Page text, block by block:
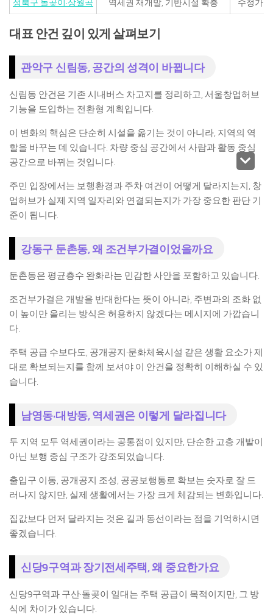
성북구 돌곶이·상월곡 역세권 재개발, 기반시설 확충 수정가결
대표 안건 깊이 있게 살펴보기
관악구 신림동, 공간의 성격이 바뀝니다
신림동 안건은 기존 시내버스 차고지를 정리하고, 서울창업허브
기능을 도입하는 전환형 계획입니다.
이 변화의 핵심은 단순히 시설을 옮기는 것이 아니라, 지역의 역
할을 바꾸는 데 있습니다. 차량 중심 공간에서 사람과 활동 중심
공간으로 바뀌는 것입니다.
주민 입장에서는 보행환경과 주차 여건이 어떻게 달라지는지, 창
업허브가 실제 지역 일자리와 연결되는지가 가장 중요한 판단 기
준이 됩니다.
강동구 둔촌동, 왜 조건부가결이었을까요
둔촌동은 평균층수 완화라는 민감한 사안을 포함하고 있습니다.
조건부가결은 개발을 반대한다는 뜻이 아니라, 주변과의 조화 없
이 높이만 올리는 방식은 허용하지 않겠다는 메시지에 가깝습니
다.
주택 공급 수보다도, 공개공지·문화체육시설 같은 생활 요소가 제
대로 확보되는지를 함께 보셔야 이 안건을 정확히 이해하실 수 있
습니다.
남영동·대방동, 역세권은 이렇게 달라집니다
두 지역 모두 역세권이라는 공통점이 있지만, 단순한 고층 개발이
아닌 보행 중심 구조가 강조되었습니다.
출입구 이동, 공개공지 조성, 공공보행통로 확보는 숫자로 잘 드
러나지 않지만, 실제 생활에서는 가장 크게 체감되는 변화입니다.
집값보다 먼저 달라지는 것은 길과 동선이라는 점을 기억하시면
좋겠습니다.
신당9구역과 장기전세주택, 왜 중요한가요
신당9구역과 구산·돌곶이 일대는 주택 공급이 목적이지만, 그 방
식에 차이가 있습니다.